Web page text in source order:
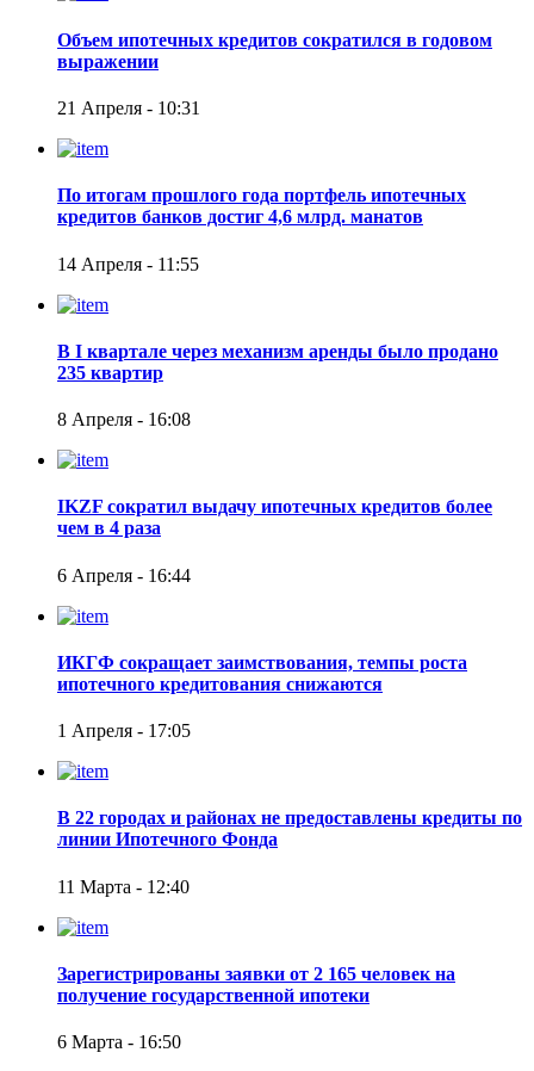
Объем ипотечных кредитов сократился в годовом
выражении
21 Апреля - 10:31
По итогам прошлого года портфель ипотечных
кредитов банков достиг 4,6 млрд. манатов
14 Апреля - 11:55
В I квартале через механизм аренды было продано
235 квартир
8 Апреля - 16:08
IKZF сократил выдачу ипотечных кредитов более
чем в 4 раза
6 Апреля - 16:44
ИКГФ сокращает заимствования, темпы роста
ипотечного кредитования снижаются
1 Апреля - 17:05
В 22 городах и районах не предоставлены кредиты по
линии Ипотечного Фонда
11 Марта - 12:40
Зарегистрированы заявки от 2 165 человек на
получение государственной ипотеки
6 Марта - 16:50